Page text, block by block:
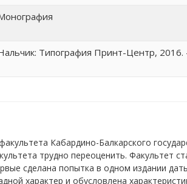
Типография Принт-Центр, 2016.
Кабардино-Балкарского
трудно переоценить. Факультет
сделана попытка в одном издании
характер и обусловлена